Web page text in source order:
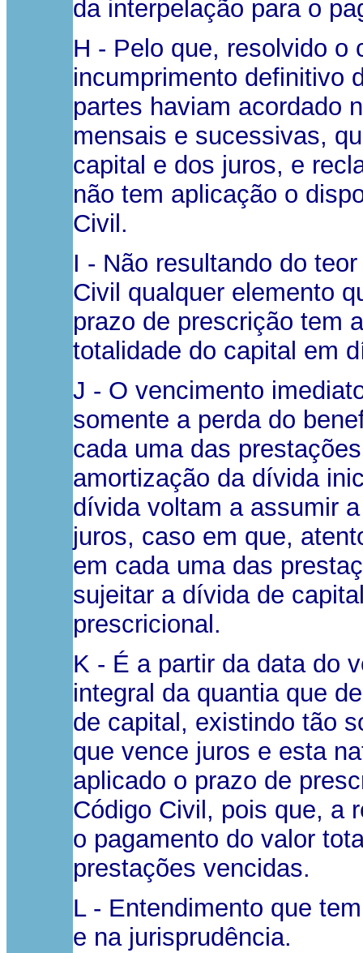
da interpelação para o
H - Pelo que, resolvido o
incumprimento definitivo
partes haviam acordado
mensais e sucessivas,
capital e dos juros, e
não tem aplicação o
Civil.
I - Não resultando do
Civil qualquer elemento
prazo de prescrição tem
totalidade do capital em
J - O vencimento
somente a perda do
cada uma das
amortização da dívida
dívida voltam a assumir
juros, caso em que,
em cada uma das
sujeitar a dívida de
prescricional.
K - É a partir da data do
integral da quantia que
de capital, existindo tão
que vence juros e esta
aplicado o prazo de
Código Civil, pois que, a
o pagamento do valor
prestações vencidas.
L - Entendimento que
e na jurisprudência.